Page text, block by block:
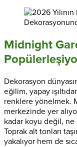
Midnight
Dekorasyon
eğilim, yapay
renklere yönelmek.
merkezinde yer
kadar koyu değil, ne
Toprak alt tonları
yakalıyor hem de